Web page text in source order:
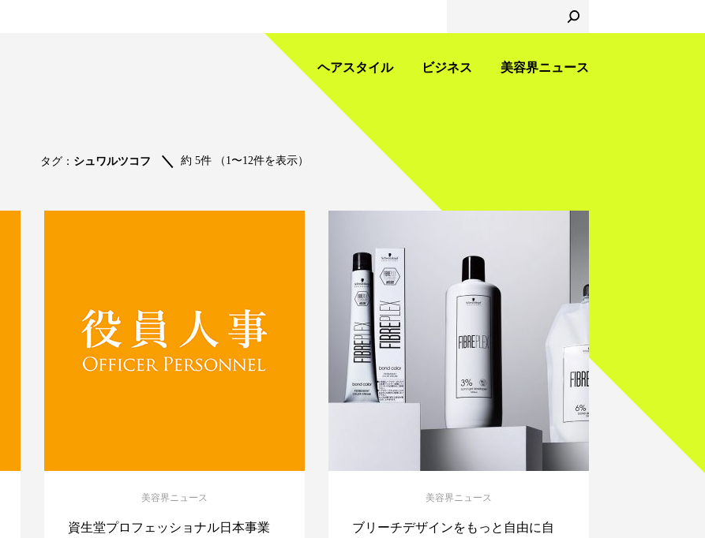
ヘアスタイル ビジネス 美容界ニュース
タグ： シュワルツコフ 約 5件 （1〜12件を表示）
美容界ニュース
資生堂プロフェッショナル日本事業
美容界ニュース
ブリーチデザインをもっと自由に自